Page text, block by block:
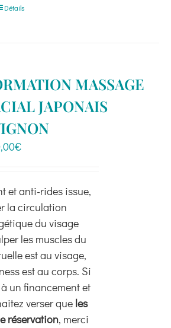
la
du
Détails
MASSAGE
JAPONAIS
€
et anti-rides issue,
la circulation
du visage
les muscles du
est au visage,
est au corps. Si
un financement et
verser que les
réservation, merci